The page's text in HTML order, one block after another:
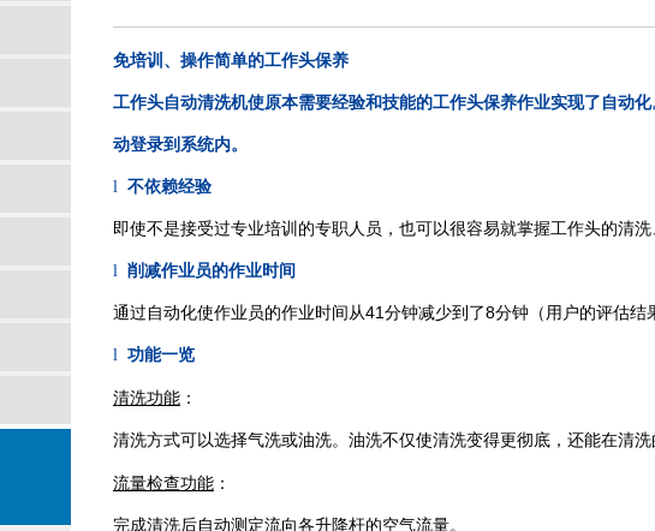
免培训、操作简单的工作头保养
工作头自动清洗机使原本需要经验和技能的工作头保养作业实现了自动
动登录到系统内。
l 不依赖经验
即使不是接受过专业培训的专职人员，也可以很容易就掌握工作头的清
l 削减作业员的作业时间
通过自动化使作业员的作业时间从41 分钟减少到了8分钟（用户的评估结
l 功能一览
清洗功能 ：
清洗方式可以选择气洗或油洗。油洗不仅使清洗变得更彻底，还能在清洗
流量检查功能 ：
完成清洗后自动测定流向各升降杆的空气流量。